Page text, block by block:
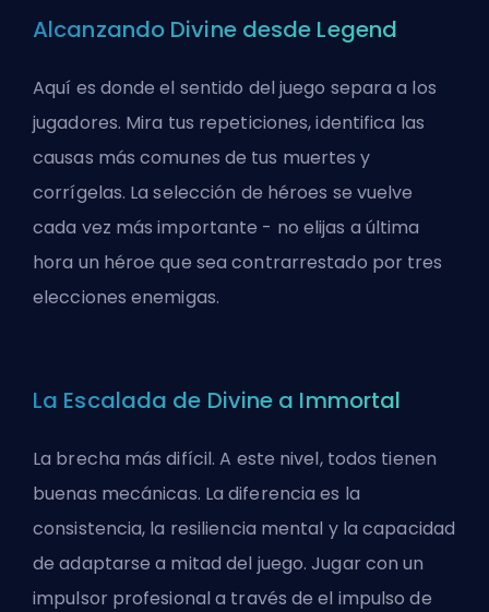
Alcanzando Divine desde Legend
Aquí es donde el sentido del juego separa a los
jugadores. Mira tus repeticiones, identifica las
causas más comunes de tus muertes y
corrígelas. La selección de héroes se vuelve
cada vez más importante - no elijas a última
hora un héroe que sea contrarrestado por tres
elecciones enemigas.
La Escalada de Divine a Immortal
La brecha más difícil. A este nivel, todos tienen
buenas mecánicas. La diferencia es la
consistencia, la resiliencia mental y la capacidad
de adaptarse a mitad del juego. Jugar con un
impulsor profesional a través deel impulso de